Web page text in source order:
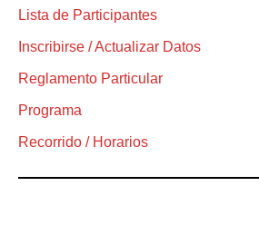
Lista de Participantes
Inscribirse / Actualizar Datos
Reglamento Particular
Programa
Recorrido / Horarios